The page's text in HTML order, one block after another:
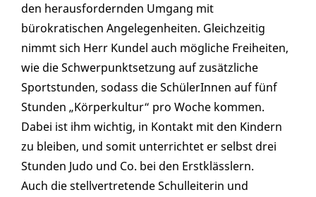
den herausfordernden Umgang mit
bürokratischen Angelegenheiten. Gleichzeitig
nimmt sich Herr Kundel auch mögliche Freiheiten,
wie die Schwerpunktsetzung auf zusätzliche
Sportstunden, sodass die SchülerInnen auf fünf
Stunden „Körperkultur“ pro Woche kommen.
Dabei ist ihm wichtig, in Kontakt mit den Kindern
zu bleiben, und somit unterrichtet er selbst drei
Stunden Judo und Co. bei den Erstklässlern.
Auch die stellvertretende Schulleiterin und